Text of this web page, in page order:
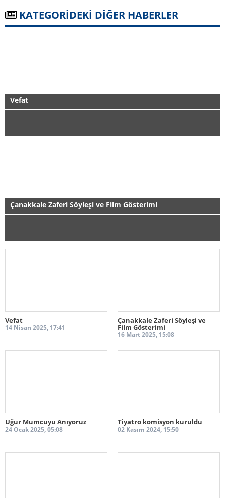
KATEGORİDEKİ DİĞER HABERLER
Vefat
Çanakkale Zaferi Söyleşi ve Film Gösterimi
Vefat
14 Nisan 2025, 17:41
Çanakkale Zaferi Söyleşi ve
Film Gösterimi
16 Mart 2025, 15:08
Uğur Mumcuyu Anıyoruz
24 Ocak 2025, 05:08
Tiyatro komisyon kuruldu
02 Kasım 2024, 15:50